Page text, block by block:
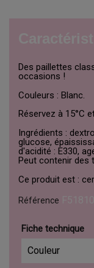
Des paillettes
occasions !
Couleurs : Blanc.
Réservez à 15°C
Ingrédients :
glucose,
d'acidité : E330,
Peut contenir des
Ce produit est :
Référence
Fiche technique
Couleur